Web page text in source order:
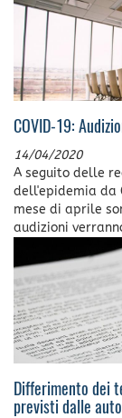
COVID-19:
14/04/2020
A seguito delle
dell'epidemia da
mese di aprile
audizioni
Differimento dei
previsti dalle